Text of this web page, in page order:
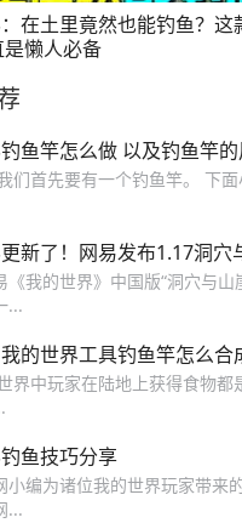
在土里竟然也能钓鱼？这
懒人必备
鱼竿怎么做 以及钓鱼竿
们首先要有一个钓鱼竿。 下
新了！网易发布1.17洞穴
《我的世界》中国版“洞穴与
...
的世界工具钓鱼竿怎么合
界中玩家在陆地上获得食物
鱼技巧分享
小编为诸位我的世界玩家带
...